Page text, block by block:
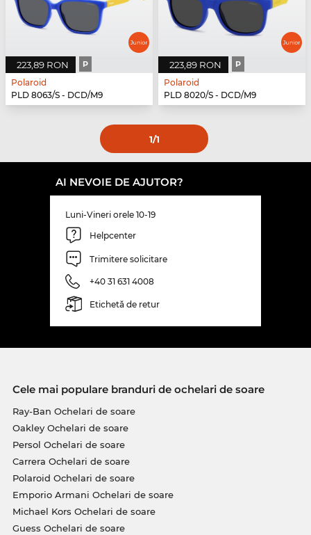
223,89 RON P
Polaroid
PLD 8063/S - DCD/M9
223,89 RON P
Polaroid
PLD 8020/S - DCD/M9
1/1
AI NEVOIE DE AJUTOR?
Luni-Vineri orele 10-19
Helpcenter
Trimitere solicitare
+40 31 631 4008
Etichetă de retur
Cele mai populare branduri de ochelari de soare
Ray-Ban Ochelari de soare
Oakley Ochelari de soare
Persol Ochelari de soare
Carrera Ochelari de soare
Polaroid Ochelari de soare
Emporio Armani Ochelari de soare
Michael Kors Ochelari de soare
Guess Ochelari de soare